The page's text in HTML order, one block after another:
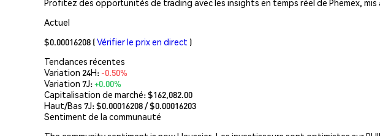
Profitez des opportunités de trading avec les insights en temps réel de Phemex, mis
Actuel
$0.00016208 (Vérifier le prix en direct )
Tendances récentes
Variation 24H: -0.50%
Variation 7J:+0.00%
Capitalisation de marché:$162,082.00
Haut/Bas 7J: $0.00016208/ $0.00016203
Sentiment de la communauté